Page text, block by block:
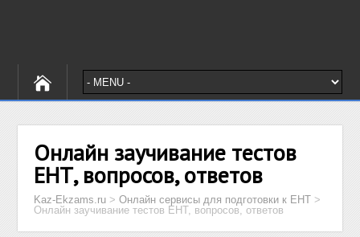
Онлайн заучивание тестов
ЕНТ, вопросов, ответов
Kaz-Ekzams.ru >Онлайн сервисы для подготовки к ЕНТ >
Онлайн заучивание тестов ЕНТ, вопросов, ответов